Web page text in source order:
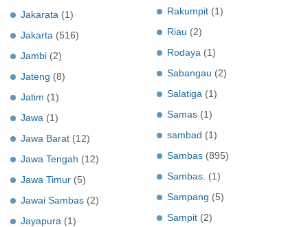
Jakarata (1)
Jakarta (516)
Jambi (2)
Jateng (8)
Jatim (1)
Jawa (1)
Jawa Barat (12)
Jawa Tengah (12)
Jawa Timur (5)
Jawai Sambas (2)
Jayapura (1)
Rakumpit (1)
Riau (2)
Rodaya (1)
Sabangau (2)
Salatiga (1)
Samas (1)
sambad (1)
Sambas (895)
Sambas. (1)
Sampang (5)
Sampit (2)